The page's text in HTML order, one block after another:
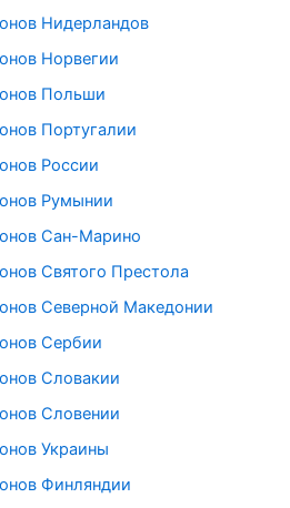
Нидерландов
Норвегии
Польши
Португалии
России
Румынии
Сан-Марино
Святого Престола
Северной Македонии
Сербии
Словакии
Словении
Украины
Финляндии